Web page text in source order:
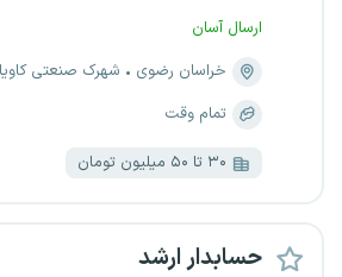
ارسال آسان
خراسان رضوی
شهرک صنعتی
تمام وقت
۳۰ تا ۵۰ میلیون تومان
حسابدار ارشد